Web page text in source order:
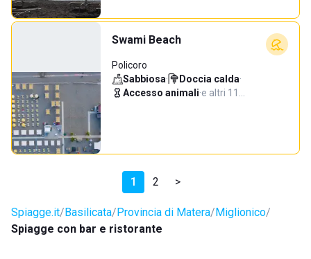
Swami Beach
Policoro
Sabbiosa· Doccia calda·
Accesso animali·e altri 11…
1 2 >
Spiagge.it Basilicata Provincia di Matera Miglionico
Spiagge con bar e ristorante